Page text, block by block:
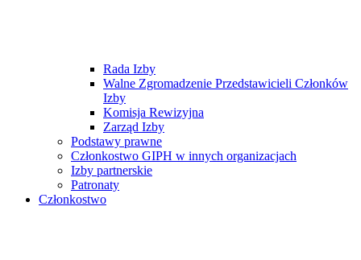
Rada Izby
Walne Zgromadzenie Przedstawicieli Członków
Izby
Komisja Rewizyjna
Zarząd Izby
Podstawy prawne
Członkostwo GIPH w innych organizacjach
Izby partnerskie
Patronaty
Członkostwo